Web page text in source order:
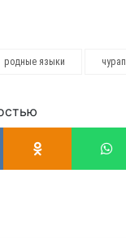
родные языки